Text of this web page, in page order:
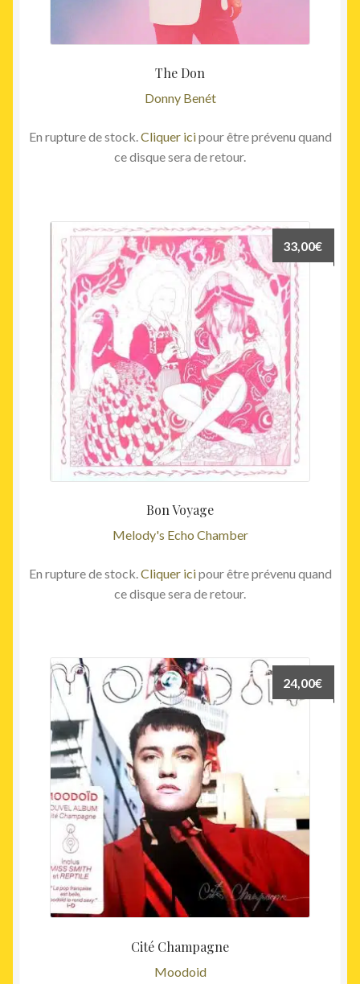
The Don
Donny Benét
En rupture de stock. Cliquer icipour être prévenu quand
ce disque sera de retour.
Bon Voyage
Melody's Echo Chamber
33,00€
En rupture de stock. Cliquer icipour être prévenu quand
ce disque sera de retour.
Cité Champagne
Moodoid
24,00€